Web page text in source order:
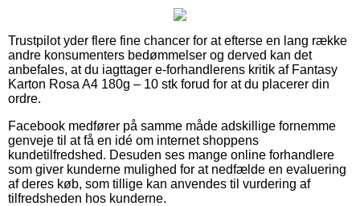
Trustpilot yder flere fine chancer for at efterse en lang række
andre konsumenters bedømmelser og derved kan det
anbefales, at du iagttager e-forhandlerens kritik af Fantasy
Karton Rosa A4 180g – 10 stk forud for at du placerer din
ordre.
Facebook medfører på samme måde adskillige fornemme
genveje til at få en idé om internet shoppens
kundetilfredshed. Desuden ses mange online forhandlere
som giver kunderne mulighed for at nedfælde en evaluering
af deres køb, som tillige kan anvendes til vurdering af
tilfredsheden hos kunderne.